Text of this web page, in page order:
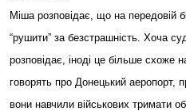
Міша розповідає, що на передовій
“рушити” за безстрашність. Хоча
розповідає, іноді це більше схоже
говорять про Донецький аеропорт,
вони навчили військових тримати